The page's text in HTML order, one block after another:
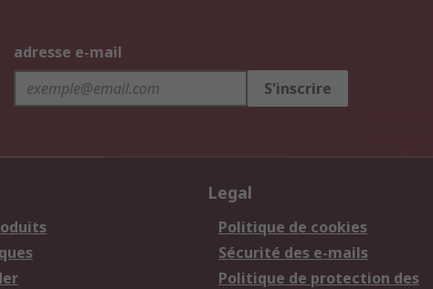
adresse e-mail
S'inscrire
Legal
Politique de cookies
Sécurité des e-mails
Politique de protection des